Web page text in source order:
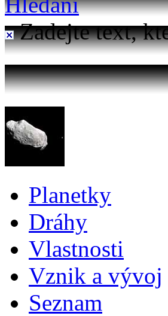
Zadejte text,
Planetky
Dráhy
Vlastnosti
Vznik a vývoj
Seznam